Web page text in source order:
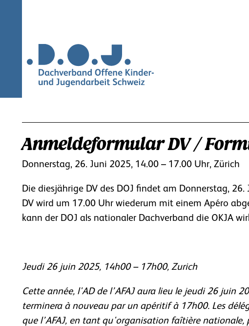
Navigation
Anmeldeformular DV /
Donnerstag, 26. Juni 2025, 14.00 – 17.00 Uhr, Zürich
Die diesjährige DV des DOJ findet am Donnerstag,
DV wird um 17.00 Uhr wiederum mit einem Apéro
kann der DOJ als nationaler Dachverband die OKJA
Jeudi 26 juin 2025, 14h00 – 17h00, Zurich
Cette année, l'AD de l’AFAJ aura lieu le jeudi 26 juin
terminera à nouveau par un apéritif à 17h00. Les
que l’AFAJ, en tant qu'organisation faîtière